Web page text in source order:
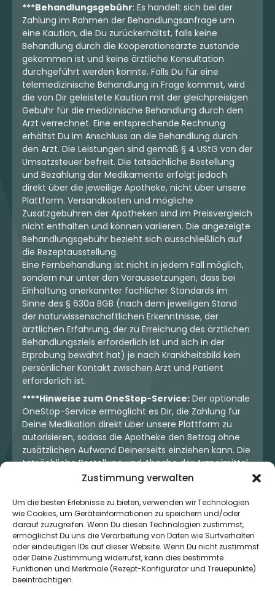
Zustimmung verwalten
Um die besten Erlebnisse zu bieten, verwenden wir Technologien
wie Cookies, um Geräteinformationen zu speichern und/oder
darauf zuzugreifen. Wenn Du diesen Technologien zustimmst,
ermöglichst Du uns die Verarbeitung von Daten wie Surfverhalten
oder eindeutigen IDs auf dieser Website. Wenn Du nicht zustimmst
oder Deine Zustimmung widerrufst, kann dies bestimmte
Funktionen und Merkmale (Rezept-Konfigurator und Treuepunkte)
beeinträchtigen.
***Behandlungsgebühr: Es handelt sich bei der
Zahlung im Rahmen der Behandlungsanfrage um
eine Kaution, die Du zurückerhältst, falls keine
Behandlung durch die Kooperationsärzte zustande
gekommen ist und keine ärztliche Konsultation
durchgeführt werden konnte. Falls Du für eine
telemedizinische Behandlung in Frage kommst, wird
die von Dir geleistete Kaution mit der gleichpreisigen
Gebühr für die medizinische Behandlung durch den
Arzt verrechnet. Eine entsprechende Rechnung
erhältst Du im Anschluss an die Behandlung durch
den Arzt. Die Leistungen sind gemäß § 4 UStG von der
Umsatzsteuer befreit. Die tatsächliche Bestellung
und Bezahlung der Medikamente erfolgt jedoch
direkt über die jeweilige Apotheke, nicht über unsere
Plattform. Versandkosten und mögliche
Zusatzgebühren der Apotheken sind im Preisvergleich
nicht enthalten und können variieren. Die angezeigte
Behandlungsgebühr bezieht sich ausschließlich auf
die Rezeptausstellung.
Eine Fernbehandlung ist nicht in jedem Fall möglich,
sondern nur unter den Voraussetzungen, dass bei
Einhaltung anerkannter fachlicher Standards im
Sinne des § 630a BGB (nach dem jeweiligen Stand
der naturwissenschaftlichen Erkenntnisse, der
ärztlichen Erfahrung, der zu Erreichung des ärztlichen
Behandlungsziels erforderlich ist und sich in der
Erprobung bewährt hat) je nach Krankheitsbild kein
persönlicher Kontakt zwischen Arzt und Patient
erforderlich ist.
****Hinweise zum OneStop-Service: Der optionale
OneStop-Service ermöglicht es Dir, die Zahlung für
Deine Medikation direkt über unsere Plattform zu
autorisieren, sodass die Apotheke den Betrag ohne
zusätzlichen Aufwand Deinerseits einziehen kann. Die
tatsächliche Bestellung und Abgabe der Arzneimittel
erfolgt jedoch ausschließlich über die jeweilige
Dir und der Apotheke. Unser OneStop-Service stellt
kein pharmazeutisches Angebot dar, sondern dient
lediglich der komfortablen Zahlungsabwicklung. Die
Nutzung ist freiwillig und hat keinerlei Einfluss auf die
ärztliche Therapieentscheidung oder die Wahl der
verschriebenen Medikation. Apotheken sind rechtlich
unabhängig und unterliegen den gesetzlichen